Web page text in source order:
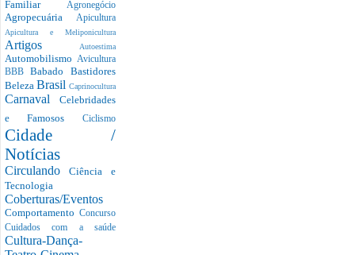
Familiar
Agronegócio
Agropecuária Apicultura
Apicultura e Meliponicultura
Artigos Autoestima
Automobilismo
Avicultura
BBBBabado Bastidores
Beleza Brasil Caprinocultura
Carnaval Celebridades
e Famosos Ciclismo
Cidade /
Notícias
CirculandoCiência e
Tecnologia
Coberturas/Eventos
Comportamento Concurso
Cuidados com a saúde
Cultura-Dança-